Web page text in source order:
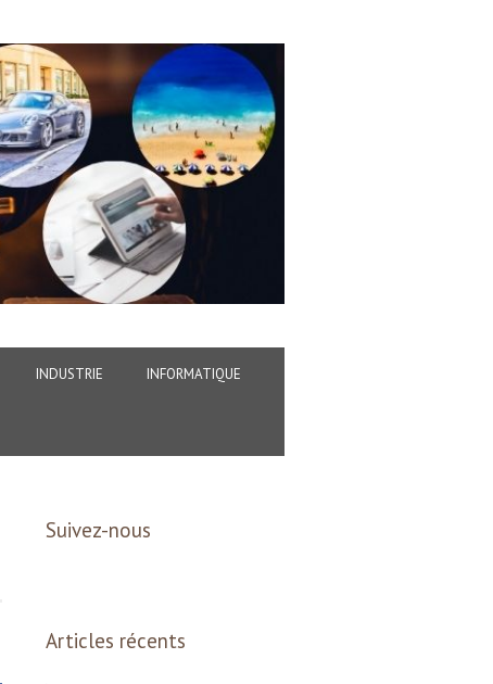
INDUSTRIE INFORMATIQUE
Suivez-nous
Articles récents